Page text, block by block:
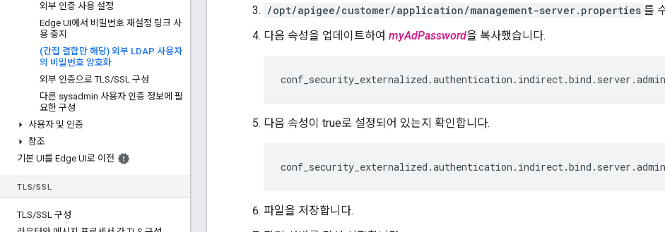
외부 인증 사용 설정
Edge UI에서 비밀번호 재설정 링크 사
용 중지
(간접 결합만 해당) 외부 LDAP 사용자
의 비밀번호 암호화
외부 인증으로 TLS/SSL 구성
다른 sysadmin 사용자 인증 정보에 필
요한 구성
사용자 및 인증
참조
기본 UI를 Edge UI로 이전
TLS/SSL
TLS/SSL 구성
/opt/apigee/customer/application/management-server.properties 를
다음 속성을 업데이트하여 myAdPassword을 복사했습니다.
다음 속성이 true로 설정되어 있는지 확인합니다.
파일을 저장합니다.